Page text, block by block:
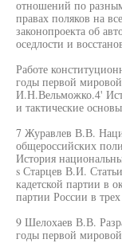
отношений по
правах поляков на
законопроекта об
оседлости и
Работе
годы первой
И.Н.Вельможко.4'
и тактические
7 Журавлев В.В.
общероссийских
История
s Старцев В.И.
кадетской партии в
партии России в
9 Шелохаев В.В.
годы первой